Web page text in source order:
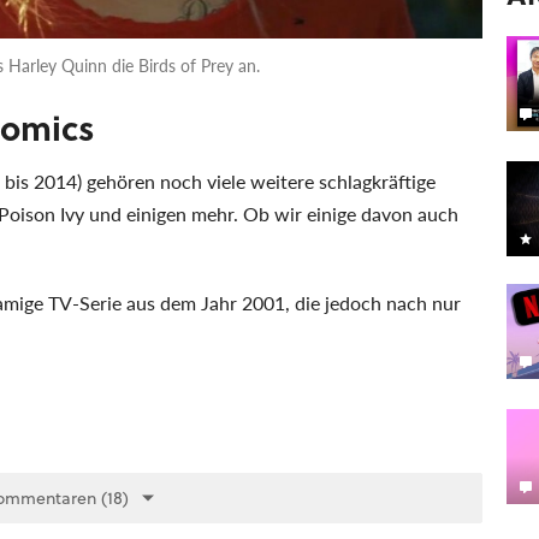
Quinn die Birds of Prey an.
2014) gehören noch viele weitere schlagkräftige
Ivy und einigen mehr. Ob wir einige davon auch
TV-Serie aus dem Jahr 2001, die jedoch nach nur
(18)